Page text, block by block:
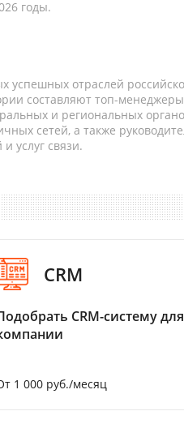
годы.
успешных отраслей
составляют топ-
и региональных
сетей, а также
услуг связи.
CRM
CRM-систему для
1 000 руб./месяц